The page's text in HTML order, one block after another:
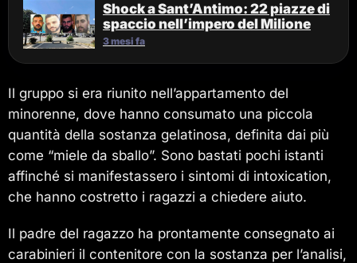
Shock a Sant’Antimo: 22 piazze di
spaccio nell’impero del Milione
3 mesi fa
Il gruppo si era riunito nell’appartamento del
minorenne, dove hanno consumato una piccola
quantità della sostanza gelatinosa, definita dai più
come “miele da sballo”. Sono bastati pochi istanti
affinché si manifestassero i sintomi di intoxication,
che hanno costretto i ragazzi a chiedere aiuto.
Il padre del ragazzo ha prontamente consegnato ai
carabinieri il contenitore con la sostanza per l’analisi,